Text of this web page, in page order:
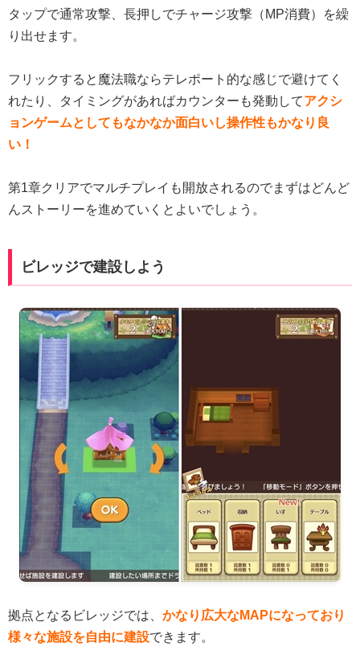
タップで通常攻撃、長押しでチャージ攻撃（MP消費）を繰
り出せます。
フリックすると魔法職ならテレポート的な感じで避けてく
れたり、タイミングがあればカウンターも発動してアクシ
ョンゲームとしてもなかなか面白いし操作性もかなり良
い！
第1章クリアでマルチプレイも開放されるのでまずはどんど
んストーリーを進めていくとよいでしょう。
ビレッジで建設しよう
拠点となるビレッジでは、 かなり広大なMAPになっており
様々な施設を自由に建設できます。